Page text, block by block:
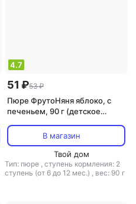
4.7
51 ₽53 ₽
Пюре ФрутоНяня яблоко, с
печеньем, 90 г (детское
В магазин
Твой дом
Тип: пюре , ступень кормления: 2
ступень (от 6 до 12 мес.) , вес: 90 г